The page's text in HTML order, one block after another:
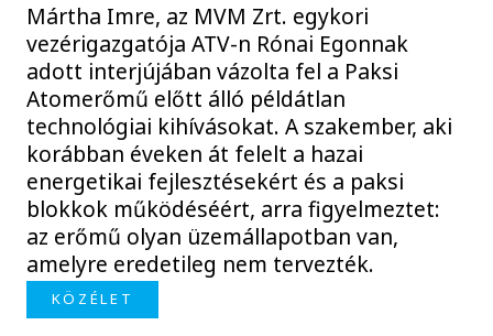
Mártha Imre, az MVM Zrt. egykori
vezérigazgatója ATV-n Rónai Egonnak
adott interjújában vázolta fel a Paksi
Atomerőmű előtt álló példátlan
technológiai kihívásokat. A szakember, aki
korábban éveken át felelt a hazai
energetikai fejlesztésekért és a paksi
blokkok működéséért, arra figyelmeztet:
az erőmű olyan üzemállapotban van,
amelyre eredetileg nem tervezték.
KÖZÉLET